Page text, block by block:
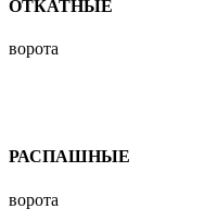
ОТКАТНЫЕ
ворота
РАСПАШНЫЕ
ворота